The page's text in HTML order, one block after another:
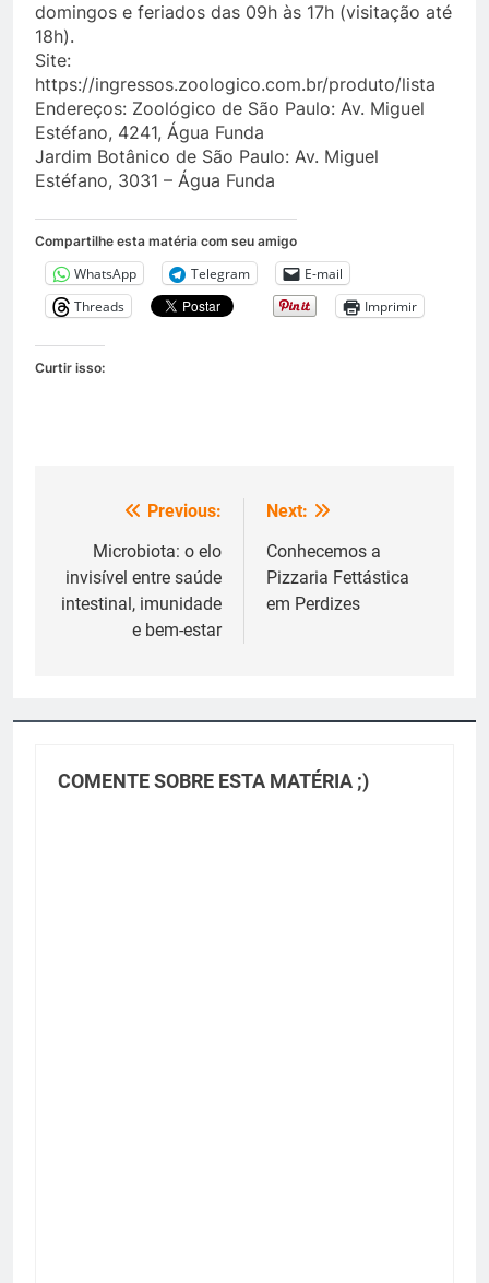
domingos e feriados das 09h às 17h (visitação até
18h).
Site:
https://ingressos.zoologico.com.br/produto/lista
Endereços: Zoológico de São Paulo: Av. Miguel
Estéfano, 4241, Água Funda
Jardim Botânico de São Paulo: Av. Miguel
Estéfano, 3031 – Água Funda
Compartilhe esta matéria com seu amigo
WhatsApp Telegram
E-mail
Threads
Imprimir
Curtir isso:
Navegação
Post
Previous:
Microbiota: o elo
invisível entre saúde
intestinal, imunidade
e bem-estar
Next:
Conhecemos a
Pizzaria Fettástica
em Perdizes
COMENTE SOBRE ESTA MATÉRIA ;)